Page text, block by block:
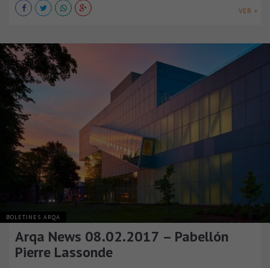
VER +
BOLETINES ARQA
Arqa News 08.02.2017 – Pabellón
Pierre Lassonde